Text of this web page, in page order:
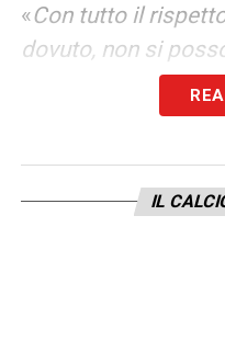
«Con tutto il
dovuto, non si
cose. Gioco
lui sempre
salva la faccia con
cenno di
IL